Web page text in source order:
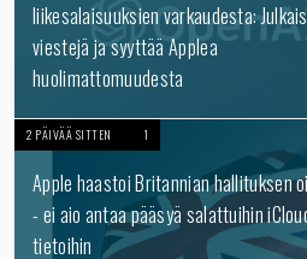
liikesalaisuuksien varkaudesta:
viestejä ja syyttää Applea
huolimattomuudesta
2 PÄIVÄÄ SITTEN 1
Apple haastoi Britannian hallituksen
- ei aio antaa pääsyä salattuihin
tietoihin